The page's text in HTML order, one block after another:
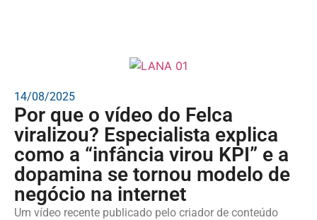
14/08/2025
Por que o vídeo do Felca
viralizou? Especialista explica
como a “infância virou KPI” e a
dopamina se tornou modelo de
negócio na internet
Um vídeo recente publicado pelo criador de conteúdo